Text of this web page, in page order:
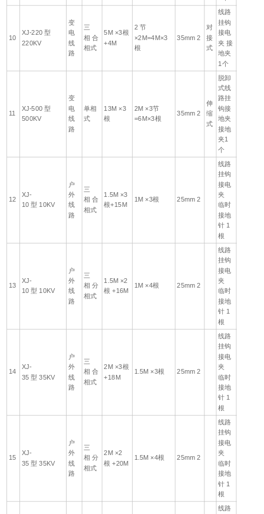
10
XJ-220 型
220KV
变
电
线
路
三
相 合
相式
5M ×3根
+4M
2 节
×2M=4M×3
根
35mm 2
对
接
式
线路
挂钩
接电
夹 接
地夹
1个
11
XJ-500 型
500KV
变
电
线
路
单相
式
13M ×3
根
2M ×3节
=6M×3根
35mm 2
伸
缩
式
脱卸
式线
路挂
钩接
地夹
接地
夹1
个
12
XJ-
10 型 10KV
户
外
线
路
三
相 合
相式
1.5M ×3
根+15M
1M ×3根 25mm 2
线路
挂钩
接电
夹
临时
接地
针 1
根
13
XJ-
10 型 10KV
户
外
线
路
三
相 分
相式
1.5M ×2
根 +16M
1M ×4根 25mm 2
线路
挂钩
接电
夹
临时
接地
针 1
根
14
XJ-
35 型 35KV
户
外
线
路
三
相 合
相式
2M ×3根
+18M
1.5M ×3根 25mm 2
线路
挂钩
接电
夹
临时
接地
针 1
根
15
XJ-
35 型 35KV
户
外
线
路
三
相 分
相式
2M ×2
根 +20M
1.5M ×4根 25mm 2
线路
挂钩
接电
夹
临时
接地
针 1
根
线路